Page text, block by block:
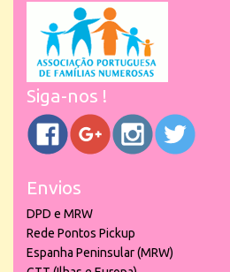
Siga-nos !
Envios
DPD e MRW
Rede Pontos Pickup
Espanha Peninsular (MRW)